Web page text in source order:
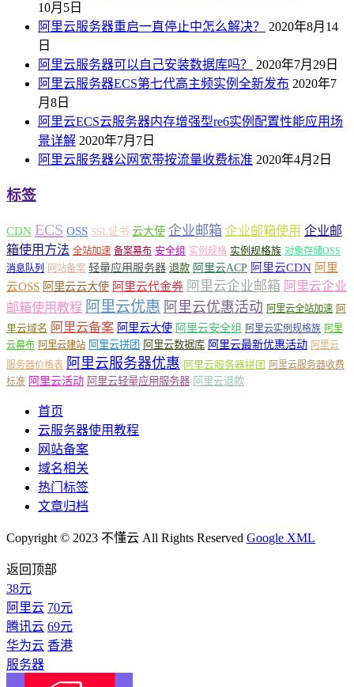
10月5日
阿里云服务器重启一直停止中怎么解决？
2020年8月14
日
阿里云服务器可以自己安装数据库吗？
2020年7月29日
阿里云服务器ECS第七代高主频实例全新发布 2020年7
月8日
阿里云ECS云服务器内存增强型re6实例配置性能应用场
景详解 2020年7月7日
阿里云服务器公网宽带按流量收费标准 2020年4月2日
标签
CDN ECS OSS SSL证书 云大使 企业邮箱 企业邮箱使用 企业邮
箱使用方法 全站加速 备案幕布 安全组 实例规格 实例规格族 对象存储OSS
消息队列
网站备案 轻量应用服务器 退款 阿里云ACP 阿里云CDN 阿里
云OSS 阿里云云大使 阿里云代金券 阿里云企业邮箱 阿里云企业
邮箱使用教程 阿里云优惠 阿里云优惠活动 阿里云全站加速 阿
里云域名 阿里云备案 阿里云大使 阿里云安全组 阿里云实例规格族 阿里
云幕布 阿里云建站 阿里云拼团 阿里云数据库 阿里云最新优惠活动 阿里云
服务器价格表 阿里云服务器优惠 阿里云服务器拼团 阿里云服务器收费
标准 阿里云活动 阿里云轻量应用服务器 阿里云退款
首页
云服务器使用教程
网站备案
域名相关
热门标签
文章归档
Copyright © 2023 不懂云 All Rights Reserved Google XML
返回顶部
38元
阿里云 70元
腾讯云 69元
华为云 香港
服务器